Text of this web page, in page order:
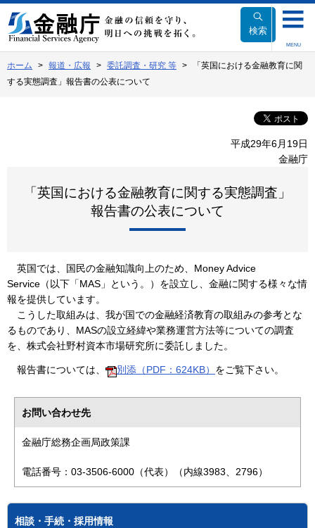
文
へ
動
検索
MENU
ホーム 報道・広報 委託調査・研究 等
「英国における金融教育に関
する実態調査」報告書の公表について
平成29年6月19日
金融庁
「英国における金融教育に関する実態調査」
報告書の公表について
英国では、国民の金融知識向上のため、Money Advice
Service（以下「MAS」という。）を設立し、金融に関する様々な情
報を提供しています。
こうした取組みは、我が国での金融経済教育の取組みの参考とな
るものであり、MASの設立経緯や業務運営方法等についての調査
を、株式会社野村資本市場研究所に委託しました。
報告書については、 別添（PDF：624KB） をご覧下さい。
お問い合わせ先
金融庁総務企画局政策課
電話番号：03-3506-6000（代表）（内線3983、2796）
相談・手続・採用情報